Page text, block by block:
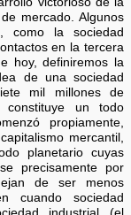
mercado. Algunos
como la sociedad
en la tercera
hoy, definiremos la
de una sociedad
mil millones de
constituye un todo
propiamente,
mercantil,
planetario cuyas
precisamente por
de ser menos
cuando sociedad